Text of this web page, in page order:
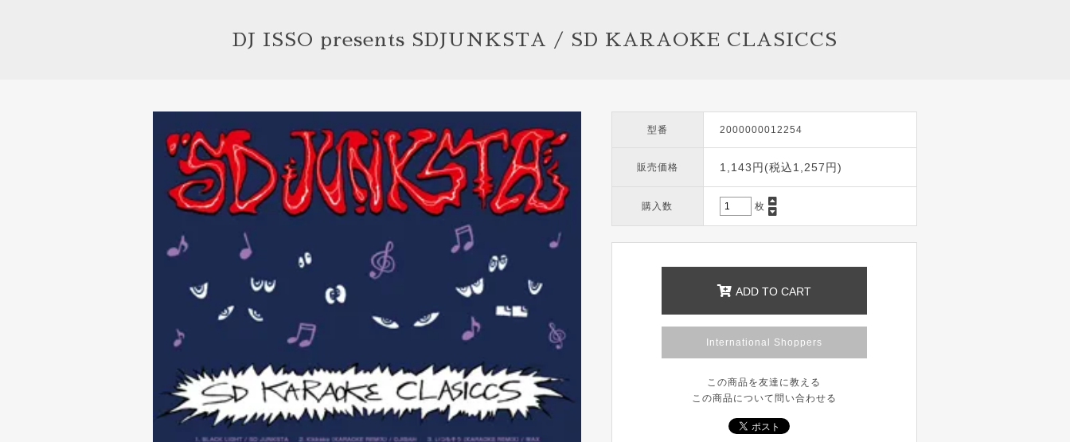
DJ ISSO presents SDJUNKSTA / SD KARAOKE CLASICCS
型番 2000000012254
販売価格 1,143円(税込1,257円)
購入数 枚
ADD TO CART
International Shoppers
この商品を友達に教える
この商品について問い合わせる